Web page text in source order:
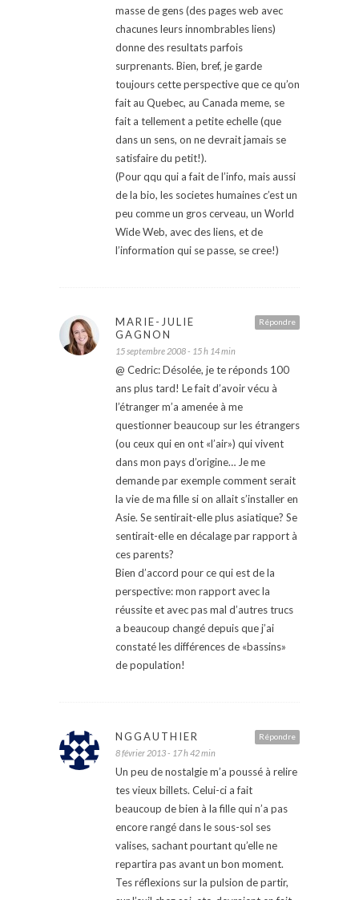
masse de gens (des pages web avec
chacunes leurs innombrables liens)
donne des resultats parfois
surprenants. Bien, bref, je garde
toujours cette perspective que ce qu’on
fait au Quebec, au Canada meme, se
fait a tellement a petite echelle (que
dans un sens, on ne devrait jamais se
satisfaire du petit!).
(Pour qqu qui a fait de l’info, mais aussi
de la bio, les societes humaines c’est un
peu comme un gros cerveau, un World
Wide Web, avec des liens, et de
l’information qui se passe, se cree!)
Répondre
MARIE-JULIE
GAGNON
15 septembre 2008 - 15 h 14 min
@ Cedric: Désolée, je te réponds 100
ans plus tard! Le fait d’avoir vécu à
l’étranger m’a amenée à me
questionner beaucoup sur les étrangers
(ou ceux qui en ont «l’air») qui vivent
dans mon pays d’origine… Je me
demande par exemple comment serait
la vie de ma fille si on allait s’installer en
Asie. Se sentirait-elle plus asiatique? Se
sentirait-elle en décalage par rapport à
ces parents?
Bien d’accord pour ce qui est de la
perspective: mon rapport avec la
réussite et avec pas mal d’autres trucs
a beaucoup changé depuis que j’ai
constaté les différences de «bassins»
de population!
Répondre
NGGAUTHIER
8 février 2013 - 17 h 42 min
Un peu de nostalgie m’a poussé à relire
tes vieux billets. Celui-ci a fait
beaucoup de bien à la fille qui n’a pas
encore rangé dans le sous-sol ses
valises, sachant pourtant qu’elle ne
repartira pas avant un bon moment.
Tes réflexions sur la pulsion de partir,